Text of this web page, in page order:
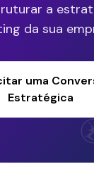
a
da sua
uma
Estratégica